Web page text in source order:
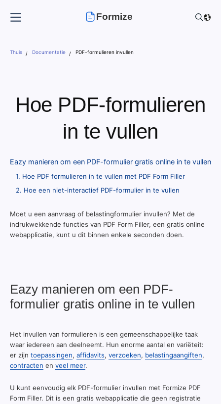
Formize
Thuis Documentatie PDF-formulieren invullen
Hoe PDF-formulieren
in te vullen
Eazy manieren om een PDF-formulier gratis online in te vullen
1. Hoe PDF formulieren in te vullen met PDF Form Filler
2. Hoe een niet-interactief PDF-formulier in te vullen
Moet u een aanvraag of belastingformulier invullen? Met de
indrukwekkende functies van PDF Form Filler, een gratis online
webapplicatie, kunt u dit binnen enkele seconden doen.
Eazy manieren om een PDF-
formulier gratis online in te vullen
Het invullen van formulieren is een gemeenschappelijke taak
waar iedereen aan deelneemt. Hun enorme aantal en variëteit:
er zijn toepassingen, affidavits, verzoeken, belastingaangiften,
contracten en veel meer.
U kunt eenvoudig elk PDF-formulier invullen met Formize PDF
Form Filler. Dit is een gratis webapplicatie die geen registratie